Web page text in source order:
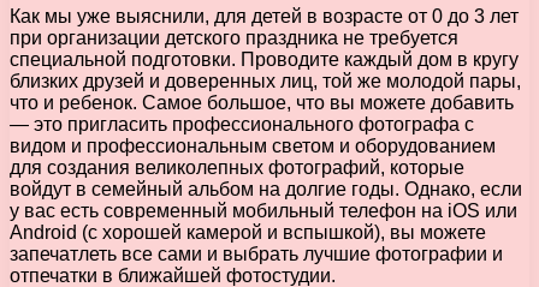
Как мы уже выяснили, для детей в возрасте от 0 до 3 лет
при организации детского праздника не требуется
специальной подготовки. Проводите каждый дом в кругу
близких друзей и доверенных лиц, той же молодой пары,
что и ребенок. Самое большое, что вы можете добавить
— это пригласить профессионального фотографа с
видом и профессиональным светом и оборудованием
для создания великолепных фотографий, которые
войдут в семейный альбом на долгие годы. Однако, если
у вас есть современный мобильный телефон на iOS или
Android (с хорошей камерой и вспышкой), вы можете
запечатлеть все сами и выбрать лучшие фотографии и
отпечатки в ближайшей фотостудии.